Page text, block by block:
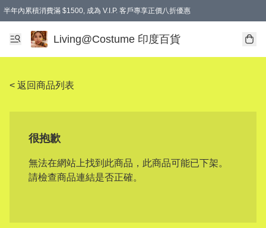
半年內累積消費滿 $1500, 成為 V.I.P. 客戶專享正價八折優惠
滿$600免本地運費
Living@Costume 印度百貨
< 返回商品列表
很抱歉
無法在網站上找到此商品，此商品可能已下架。
請檢查商品連結是否正確。